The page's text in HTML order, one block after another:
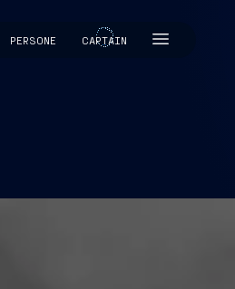
PERSONE CAPTAIN
CAPTAIN